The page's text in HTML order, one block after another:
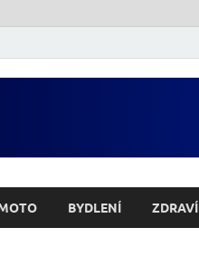
BYDLENÍ ZDRAVÍ